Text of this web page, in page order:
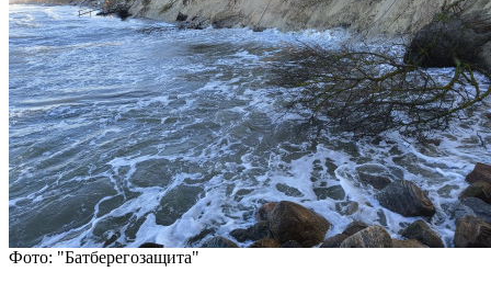
Фото: "Батберегозащита"